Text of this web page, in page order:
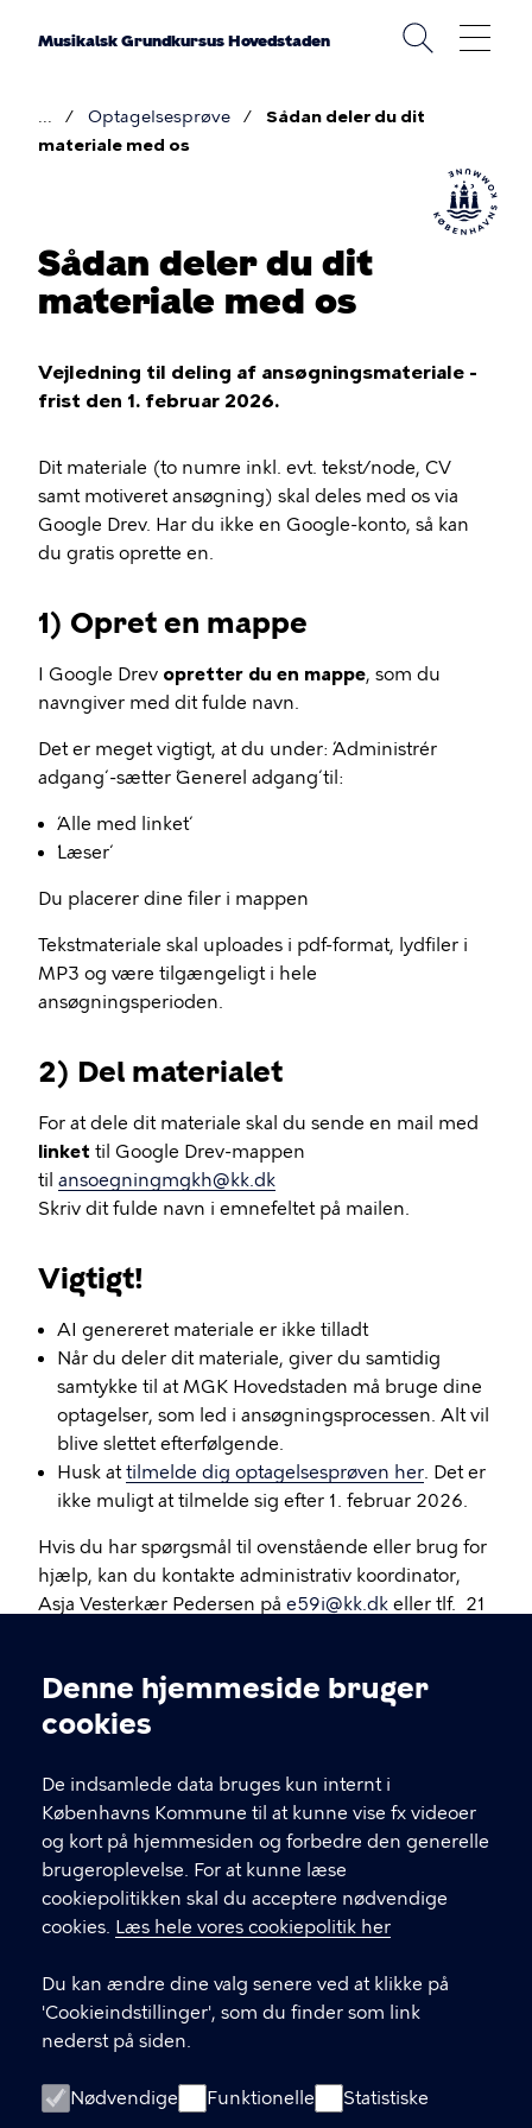
Cookieindstillinger
Denne hjemmeside bruger
cookies
De indsamlede data bruges kun internt i
Københavns Kommune til at kunne vise fx videoer
og kort på hjemmesiden og forbedre den generelle
brugeroplevelse. For at kunne læse
cookiepolitikken skal du acceptere nødvendige
cookies. Læs hele vores cookiepolitik her
Du kan ændre dine valg senere ved at klikke på
'Cookieindstillinger', som du finder som link
nederst på siden.
Nødvendige Funktionelle Statistiske
Musikalsk Grundkursus Hovedstaden
Brødkrumme
Optagelsesprøve
Sådan deler du dit
materiale med os
Sådan deler du dit
materiale med os
Vejledning til deling af ansøgningsmateriale -
frist den 1. februar 2026.
Dit materiale (to numre inkl. evt. tekst/node, CV
samt motiveret ansøgning) skal deles med os via
Google Drev. Har du ikke en Google-konto, så kan
du gratis oprette en.
1) Opret en mappe
I Google Drev opretter du en mappe, som du
navngiver med dit fulde navn.
Det er meget vigtigt, at du under: ´Administrér
adgang´ -sætter ´Generel adgang´ til:
´Alle med linket´
´Læser´
Du placerer dine filer i mappen
Tekstmateriale skal uploades i pdf-format, lydfiler i
MP3 og være tilgængeligt i hele
ansøgningsperioden.
2) Del materialet
For at dele dit materiale skal du sende en mail med
linket til Google Drev-mappen
til ansoegningmgkh@kk.dk
Skriv dit fulde navn i emnefeltet på mailen.
Vigtigt!
AI genereret materiale er ikke tilladt
Når du deler dit materiale, giver du samtidig
samtykke til at MGK Hovedstaden må bruge dine
optagelser, som led i ansøgningsprocessen. Alt vil
blive slettet efterfølgende.
Husk attilmelde dig optagelsesprøven her. Det er
ikke muligt at tilmelde sig efter 1. februar 2026.
Hvis du har spørgsmål til ovenstående eller brug for
hjælp, kan du kontakte administrativ koordinator,
Asja Vesterkær Pedersen på e59i@kk.dk eller tlf. 21
MGK Hovedstaden
MGK Hovedstaden underviser på tre skoler:
Københavns Kommunes Musikskole
Helsingør Musikskole
LINKS
Kontakt MGK Hovedstaden